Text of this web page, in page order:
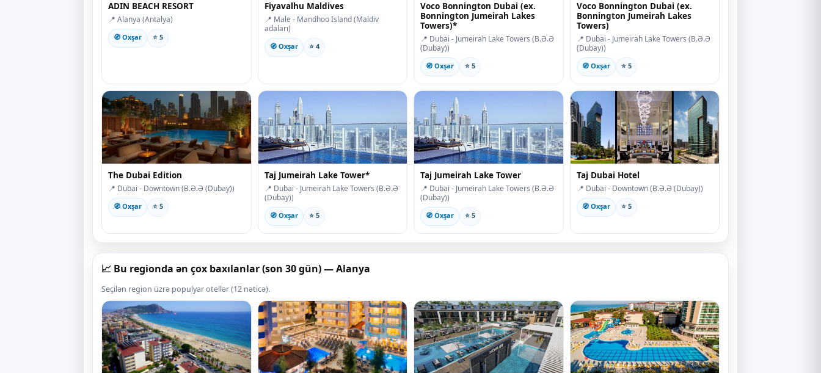
ADIN BEACH RESORT
📍 Alanya (Antalya)
🧭 Oxşar ⭐ 5
Fiyavalhu Maldives
📍 Male - Mandhoo Island (Maldiv
adaları)
🧭 Oxşar ⭐ 4
Voco Bonnington Dubai (ex.
Bonnington Jumeirah Lakes
Towers)*
📍 Dubai - Jumeirah Lake Towers (B.Ə.Ə
(Dubay))
🧭 Oxşar ⭐ 5
Voco Bonnington Dubai (ex.
Bonnington Jumeirah Lakes
Towers)
📍 Dubai - Jumeirah Lake Towers (B.Ə.Ə
(Dubay))
🧭 Oxşar ⭐ 5
The Dubai Edition
📍 Dubai - Downtown (B.Ə.Ə (Dubay))
🧭 Oxşar ⭐ 5
Taj Jumeirah Lake Tower*
📍 Dubai - Jumeirah Lake Towers (B.Ə.Ə
(Dubay))
🧭 Oxşar ⭐ 5
Taj Jumeirah Lake Tower
📍 Dubai - Jumeirah Lake Towers (B.Ə.Ə
(Dubay))
🧭 Oxşar ⭐ 5
Taj Dubai Hotel
📍 Dubai - Downtown (B.Ə.Ə (Dubay))
🧭 Oxşar ⭐ 5
📈 Bu regionda ən çox baxılanlar (son 30 gün) — Alanya
Seçilən region üzrə populyar otellər (12 nəticə).